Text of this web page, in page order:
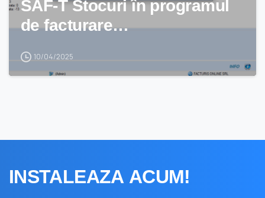
SAF-T Stocuri în programul
de facturare…
10/04/2025
INSTALEAZA ACUM!